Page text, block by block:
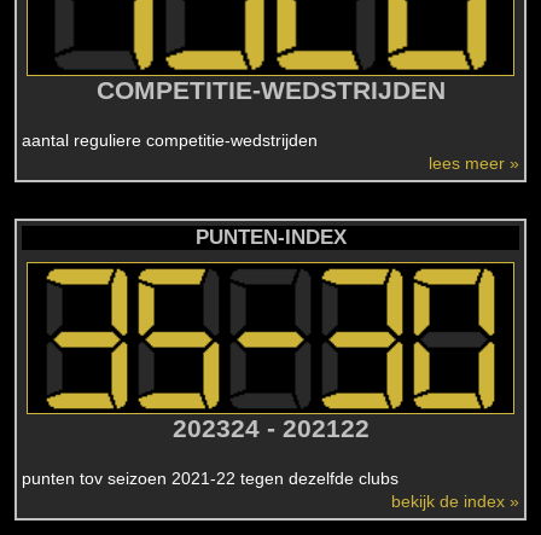
COMPETITIE-WEDSTRIJDEN
aantal reguliere competitie-wedstrijden
lees meer »
PUNTEN-INDEX
202324 - 202122
punten tov seizoen 2021-22 tegen dezelfde clubs
bekijk de index »